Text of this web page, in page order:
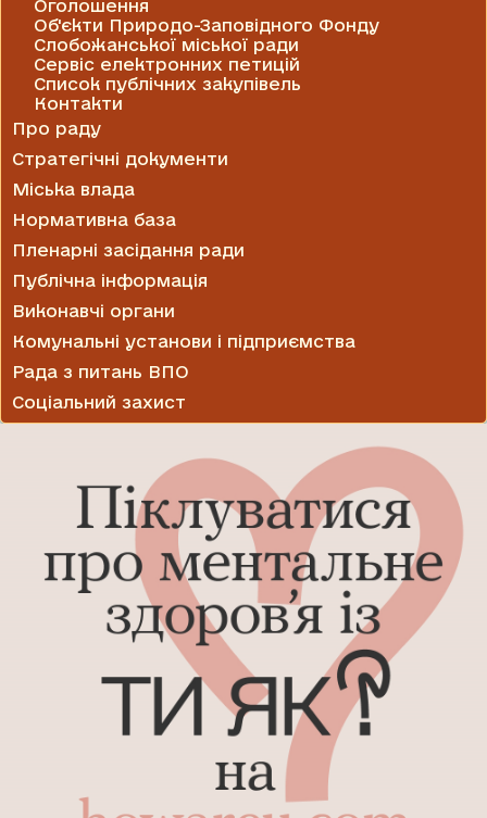
Оголошення
Об'єкти Природо-Заповідного Фонду
Слобожанської міської ради
Сервіс електронних петицій
Список публічних закупівель
Контакти
Про раду
Стратегічні документи
Міська влада
Нормативна база
Пленарні засідання ради
Публічна інформація
Виконавчі органи
Комунальні установи і підприємства
Рада з питань ВПО
Соціальний захист